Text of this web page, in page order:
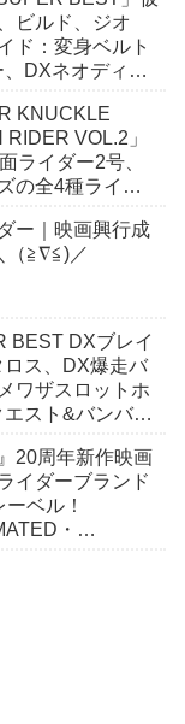
ビルド、ジオ
ド：変身ベルト
DXネオディケ
KNUCKLE
VOL.2」
ライダー2号、
の全4種ライン
ー｜映画興行成
（≧∇≦)／
BEST DXブレイ
ス、DX爆走バ
ワザスロットホ
スト&バンバン
20周年新作映画
イダーブランド
ベル！
・